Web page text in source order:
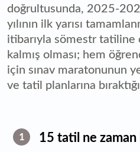
doğrultusunda, 2025-
yılının ilk yarısı
itibarıyla sömestr tatiline
kalmış olması; hem
için sınav maratonunun
ve tatil planlarına
1 15 tatil ne zaman